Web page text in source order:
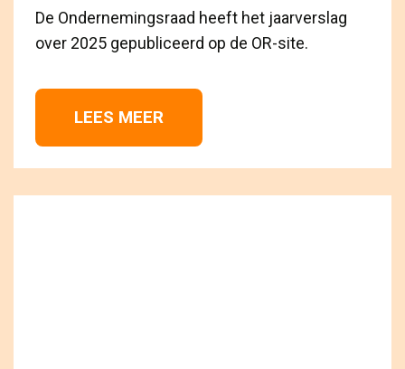
De Ondernemingsraad heeft het jaarverslag
over 2025 gepubliceerd op de OR-site.
LEES MEER